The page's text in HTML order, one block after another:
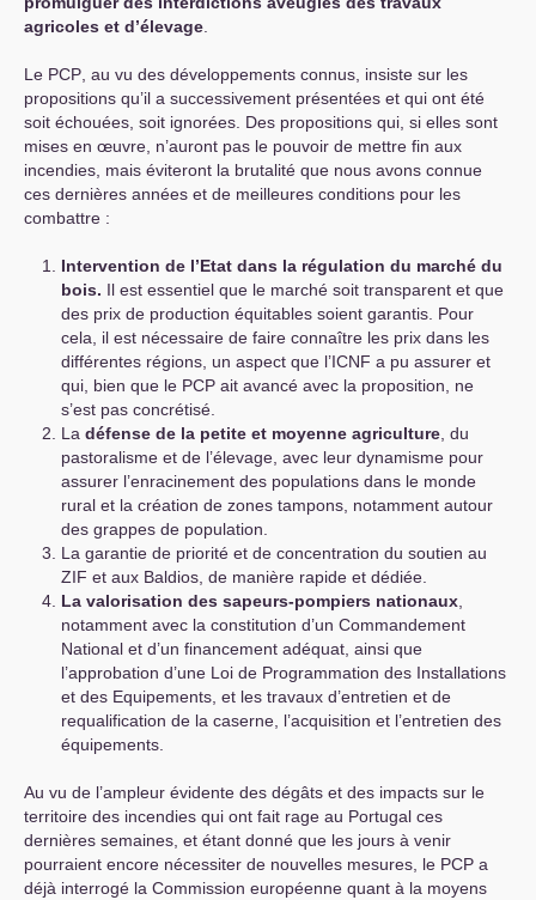
agricoles et d’élevage
Le PCP , au vu des développements connus, insiste sur les
propositions qu’il a successivement présentées et qui ont été
soit échouées, soit ignorées. Des propositions qui, si elles sont
mises en œuvre, n’auront pas le pouvoir de mettre fin aux
incendies, mais éviteront la brutalité que nous avons connue
ces dernières années et de meilleures conditions pour les
combattre :
Intervention de l’Etat dans la régulation du marché du
bois. Il est essentiel que le marché soit transparent et que
des prix de production équitables soient garantis. Pour
cela, il est nécessaire de faire connaître les prix dans les
différentes régions, un aspect que l’ICNF a pu assurer et
qui, bien que le PCP ait avancé avec la proposition, ne
s’est pas concrétisé.
La défense de la petite et moyenne agriculture , du
pastoralisme et de l’élevage, avec leur dynamisme pour
assurer l’enracinement des populations dans le monde
rural et la création de zones tampons, notamment autour
des grappes de population.
La garantie de priorité et de concentration du soutien au
ZIF et aux Baldios, de manière rapide et dédiée.
La valorisation des sapeurs-pompiers nationaux
notamment avec la constitution d’un Commandement
National et d’un financement adéquat, ainsi que
l’approbation d’une Loi de Programmation des Installations
et des Equipements, et les travaux d’entretien et de
requalification de la caserne, l’acquisition et l’entretien des
équipements.
Au vu de l’ampleur évidente des dégâts et des impacts sur le
territoire des incendies qui ont fait rage au Portugal ces
dernières semaines, et étant donné que les jours à venir
pourraient encore nécessiter de nouvelles mesures, le PCP a
déjà interrogé la Commission européenne quant à la moyens